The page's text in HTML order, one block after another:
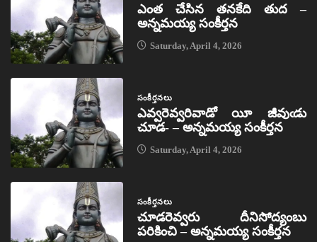
ఎంత చేసిన తనకేది తుద –
అన్నమయ్య సంకీర్తన
Saturday, April 4, 2026
సంకీర్తనలు
ఎవ్వరెవ్వరివాడో యీ జీవుఁడు
చూడ- – అన్నమయ్య సంకీర్తన
Saturday, April 4, 2026
సంకీర్తనలు
చూడరెవ్వరు దీనిసోద్యంబు
పరికించి – అన్నమయ్య సంకీర్తన